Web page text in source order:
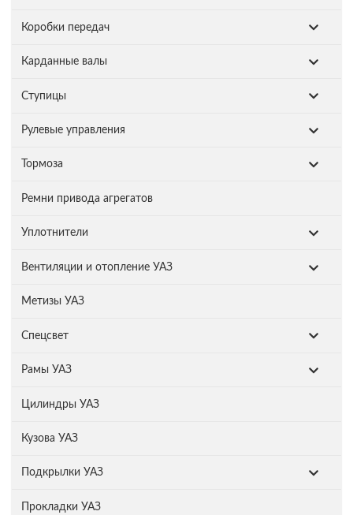
Коробки передач
Карданные валы
Ступицы
Рулевые управления
Тормоза
Ремни привода агрегатов
Уплотнители
Вентиляции и отопление УАЗ
Метизы УАЗ
Спецсвет
Рамы УАЗ
Цилиндры УАЗ
Кузова УАЗ
Подкрылки УАЗ
Прокладки УАЗ